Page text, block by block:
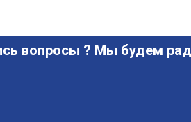
вопросы ? Мы будем